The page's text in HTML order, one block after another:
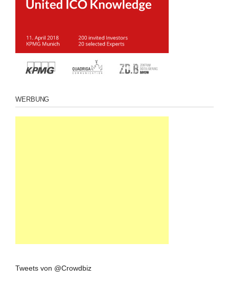
WERBUNG
Tweets von @Crowdbiz